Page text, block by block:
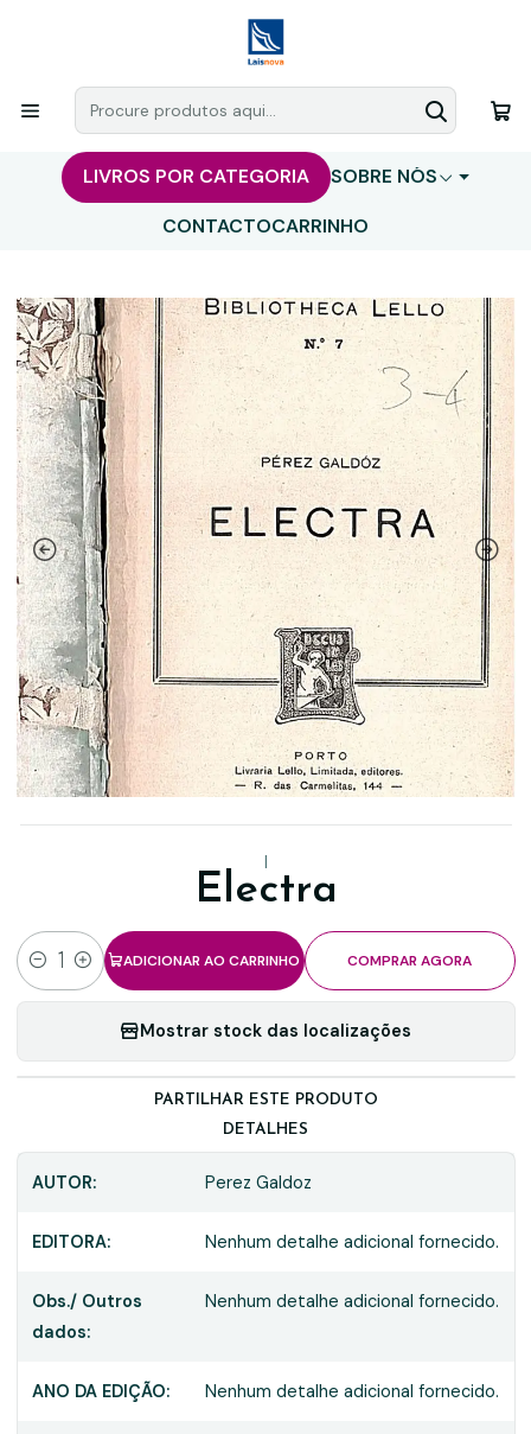
LIVROS POR CATEGORIA
SOBRE NÓS
CONTACTOCARRINHO
|
Electra
Quantidade
ADICIONAR AO CARRINHO COMPRAR AGORA
Mostrar stock das localizações
PARTILHAR ESTE PRODUTO
DETALHES
AUTOR: Perez Galdoz
EDITORA: Nenhum detalhe adicional fornecido.
Obs./ Outros
dados:
Nenhum detalhe adicional fornecido.
ANO DA EDIÇÃO: Nenhum detalhe adicional fornecido.